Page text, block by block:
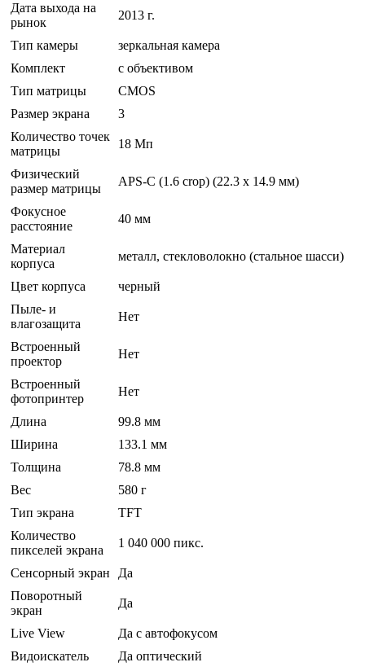
Дата выхода на
рынок
2013 г.
Тип камеры
зеркальная камера
Комплект
с объективом
Тип матрицы
CMOS
Размер экрана
3
Количество точек
матрицы
18 Мп
Физический
размер матрицы
APS-C (1.6 crop) (22.3 x 14.9 мм)
Фокусное
расстояние
40 мм
Материал
корпуса
металл, стекловолокно (стальное шасси)
Цвет корпуса
черный
Пыле- и
влагозащита
Нет
Встроенный
проектор
Нет
Встроенный
фотопринтер
Нет
Длина
99.8 мм
Ширина
133.1 мм
Толщина
78.8 мм
Вес
580 г
Тип экрана
TFT
Количество
пикселей экрана
1 040 000 пикс.
Сенсорный экран
Да
Поворотный
экран
Да
Live View
Да с автофокусом
Видоискатель
Да оптический